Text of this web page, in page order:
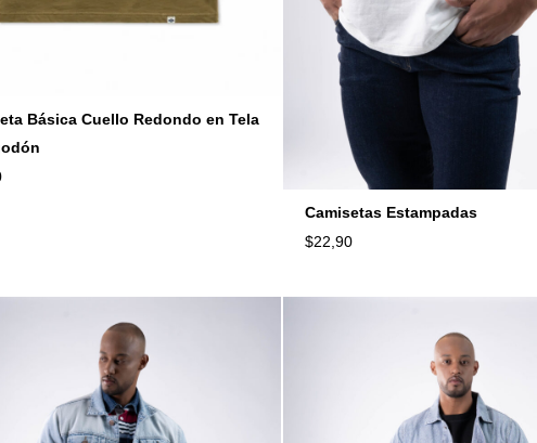
Básica Cuello Redondo en Tela
Camisetas Estampadas
$22,90